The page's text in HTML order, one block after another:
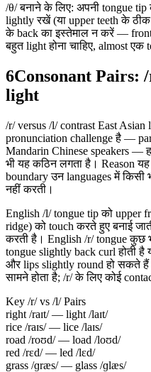
/θ/ बनाने के लिए: अपनी tongue
lightly रखें (या upper teeth के
के back का इस्तेमाल न करें —
बहुत light होना चाहिए, almost एक
6Consonant
light
/r/ versus /l/ contrast East
pronunciation challenge है —
Mandarin Chinese speakers —
भी यह कठिन लगता है। Reason
boundary उन languages में किसी
नहीं करती।
English /l/ tongue tip को upper
ridge) को touch करते हुए बनाई
करती है। English /r/ tongue कुछ
tongue slightly back curl होती है
और lips slightly round हो सकते
सामने होता है; /r/ के लिए कोई
Key /r/ vs /l/ Pairs
right /raɪt/ — light /laɪt/
rice /raɪs/ — lice /laɪs/
road /roʊd/ — load /loʊd/
red /rɛd/ — led /lɛd/
grass /ɡræs/ — glass /ɡlæs/